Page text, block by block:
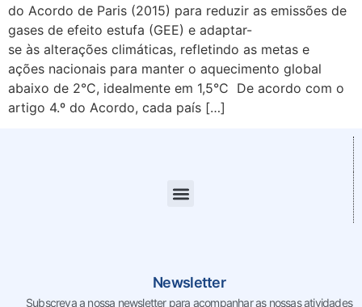
do Acordo de Paris (2015) para reduzir as emissões de
gases de efeito estufa (GEE) e adaptar-
se às alterações climáticas, refletindo as metas e
ações nacionais para manter o aquecimento global
abaixo de 2°C, idealmente em 1,5°C De acordo com o
artigo 4.º do Acordo, cada país […]
Newsletter
Subscreva a nossa newsletter para acompanhar as nossasatividades